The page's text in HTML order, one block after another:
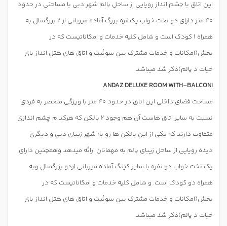
این اتاق با چشم انداز رویایی از ساحل پالم شهر دبی با مساحتی در حدود
40 متر دارای دو تخت خواب یکنفره بزرگ آماده میزبانی از 2 بزرگسال به
همراه 1 کودک است و شامل کلیه خدمات و امکاناتیست که در
بخش(امکانات و خدمات مشترک بین سوئیت و اتاق های هتل انداز بای
حیات د پالم)ذکر شد میباشد.
ANDAZ DELUXE ROOM WITH-BALCONI
مساحت فضای داخلی این اتاق در حدود 40 متر با ویژگی منحصر به فردی
نسبت به سایر اتاق هاست آن هم وجود 2 بالکن که هرکدام چشم اندازی
متفاوت دارند که یکی از این بالکن ها رو به شهر زیبای دبی و دیگری
دیده رویایی از ساحل زیبای پالم به مهمانان ارائه میدهد وهمچنین دارای
یک تخت خواب دو نفره با سایز کینگ آماده میزبانی ازدو بزرگسال وبه
همراه دو کودک است. و شامل کلیه خدمات و امکاناتیست که در
بخش(امکانات و خدمات مشترک بین سوئیت و اتاق های هتل انداز بای
حیات د پالم)ذکر شد میباشد.